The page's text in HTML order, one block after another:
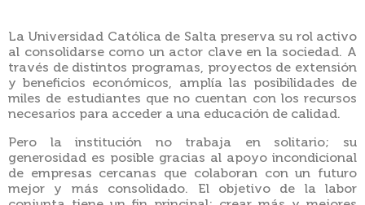
La Universidad Católica de Salta preserva su rol activo
al consolidarse como un actor clave en la sociedad. A
través de distintos programas, proyectos de extensión
y beneficios económicos, amplía las posibilidades de
miles de estudiantes que no cuentan con los recursos
necesarios para acceder a una educación de calidad.
Pero la institución no trabaja en solitario; su
generosidad es posible gracias al apoyo incondicional
de empresas cercanas que colaboran con un futuro
mejor y más consolidado. El objetivo de la labor